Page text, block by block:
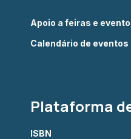
Apoio a feiras e
Calendário de eventos
Plataforma
ISBN